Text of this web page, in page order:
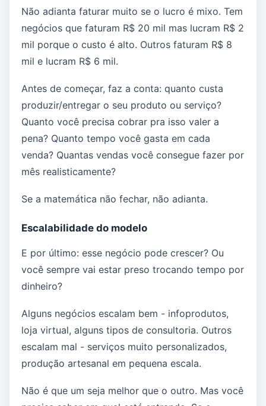
Não adianta faturar muito se o lucro é mixo. Tem
negócios que faturam R$ 20 mil mas lucram R$ 2
mil porque o custo é alto. Outros faturam R$ 8
mil e lucram R$ 6 mil.
Antes de começar, faz a conta: quanto custa
produzir/entregar o seu produto ou serviço?
Quanto você precisa cobrar pra isso valer a
pena? Quanto tempo você gasta em cada
venda? Quantas vendas você consegue fazer por
mês realisticamente?
Se a matemática não fechar, não adianta.
Escalabilidade do modelo
E por último: esse negócio pode crescer? Ou
você sempre vai estar preso trocando tempo por
dinheiro?
Alguns negócios escalam bem - infoprodutos,
loja virtual, alguns tipos de consultoria. Outros
escalam mal - serviços muito personalizados,
produção artesanal em pequena escala.
Não é que um seja melhor que o outro. Mas você